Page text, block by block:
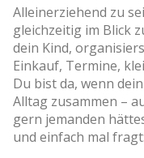
Alleinerziehend zu
gleichzeitig im Blick
dein Kind,
Einkauf, Termine,
Du bist da, wenn
Alltag zusammen –
gern jemanden
und einfach mal